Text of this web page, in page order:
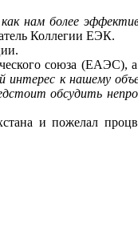
нам более
Коллегии ЕЭК.
союза
к нашему
обсудить
и пожелал